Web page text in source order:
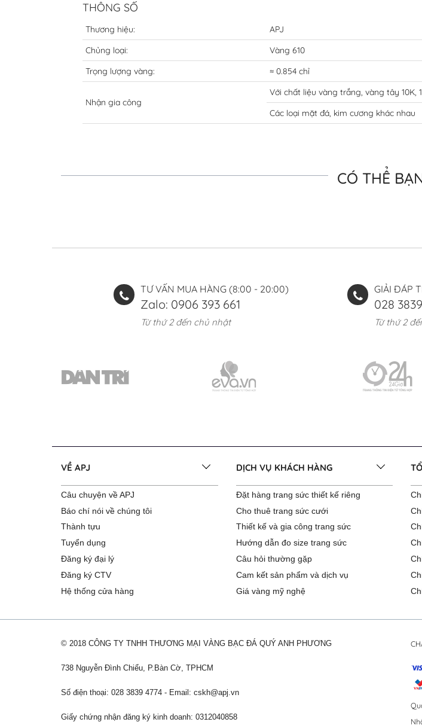
THÔNG SỐ
Thương hiệu:
APJ
Chủng loại:
Vàng 610
Trọng lượng vàng:
≈ 0.854 chỉ
Nhận gia công
Với chất liệu vàng trắng, vàng tây 10K,
Các loại mặt đá, kim cương khác nhau
CÓ THỂ
TƯ VẤN MUA HÀNG (8:00 - 20:00)
Zalo: 0906 393 661
Từ thứ 2 đến chủ nhật
GIẢI ĐÁP
028
Từ thứ 2
VỀ APJ
Câu chuyện về APJ
Báo chí nói về chúng tôi
Thành tựu
Tuyển dụng
Đăng ký đại lý
Đăng ký CTV
Hệ thống cửa hàng
DỊCH VỤ KHÁCH HÀNG
Đặt hàng trang sức thiết kế riêng
Cho thuê trang sức cưới
Thiết kế và gia công trang sức
Hướng dẫn đo size trang sức
Câu hỏi thường gặp
Cam kết sản phẩm và dịch vụ
Giá vàng mỹ nghệ
© 2018 CÔNG TY TNHH THƯƠNG MẠI VÀNG BẠC ĐÁ QUÝ ANH PHƯƠNG
738 Nguyễn Đình Chiểu, P.Bàn Cờ, TPHCM
Số điện thoại: 028 3839 4774 - Email: cskh@apj.vn
Giấy chứng nhận đăng ký kinh doanh: 0312040858